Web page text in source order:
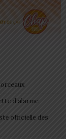
d’alarme
officielle des